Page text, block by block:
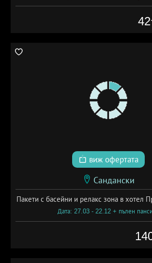
42
виж офертата
Сандански
Пакети с басейни и релакс зона в хотел
Дата: 27.03 - 22.12 + пълен